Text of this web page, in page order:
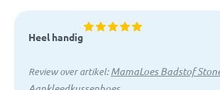
Heel handig
Review over artikel:MamaLoes Badstof